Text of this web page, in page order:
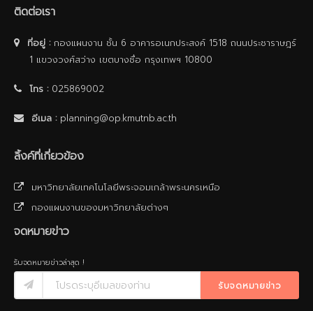
ติดต่อเรา
ที่อยู่ :กองแผนงาน ชั้น 6 อาคารอเนกประสงค์ 1518 ถนนประชาราษฎร์
1 แขวงวงศ์สว่าง เขตบางซื่อ กรุงเทพฯ 10800
โทร :025869002
อีเมล : planning@op.kmutnb.ac.th
ลิ้งค์ที่เกี่ยวข้อง
มหาวิทยาลัยเทคโนโลยีพระจอมเกล้าพระนครเหนือ
กองแผนงานของมหาวิทยาลัยต่างๆ
จดหมายข่าว
รับจดหมายข่าวล่าสุด !
รับจดหมายข่าว